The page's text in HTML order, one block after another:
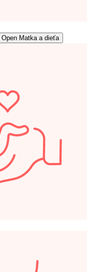
Open Matka a dieťa